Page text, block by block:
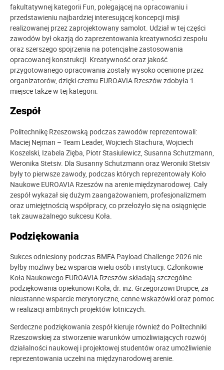
fakultatywnej kategorii Fun, polegającej na opracowaniu i
przedstawieniu najbardziej interesującej koncepcji misji
realizowanej przez zaprojektowany samolot. Udział w tej części
zawodów był okazją do zaprezentowania kreatywności zespołu
oraz szerszego spojrzenia na potencjalne zastosowania
opracowanej konstrukcji. Kreatywność oraz jakość
przygotowanego opracowania zostały wysoko ocenione przez
organizatorów, dzięki czemu EUROAVIA Rzeszów zdobyła 1.
miejsce także w tej kategorii.
Zespół
Politechnikę Rzeszowską podczas zawodów reprezentowali:
Maciej Nejman – Team Leader, Wojciech Stachura, Wojciech
Koszelski, Izabela Zięba, Piotr Stasiulewicz, Susanna Schutzmann,
Weronika Stetsiv. Dla Susanny Schutzmann oraz Weroniki Stetsiv
były to pierwsze zawody, podczas których reprezentowały Koło
Naukowe EUROAVIA Rzeszów na arenie międzynarodowej. Cały
zespół wykazał się dużym zaangażowaniem, profesjonalizmem
oraz umiejętnością współpracy, co przełożyło się na osiągnięcie
tak zauważalnego sukcesu Koła.
Podziękowania
Sukces odniesiony podczas BMFA Payload Challenge 2026 nie
byłby możliwy bez wsparcia wielu osób i instytucji. Członkowie
Koła Naukowego EUROAVIA Rzeszów składają szczególne
podziękowania opiekunowi Koła, dr. inż. Grzegorzowi Drupce, za
nieustanne wsparcie merytoryczne, cenne wskazówki oraz pomoc
w realizacji ambitnych projektów lotniczych.
Serdeczne podziękowania zespół kieruje również do Politechniki
Rzeszowskiej za stworzenie warunków umożliwiających rozwój
działalności naukowej i projektowej studentów oraz umożliwienie
reprezentowania uczelni na międzynarodowej arenie.